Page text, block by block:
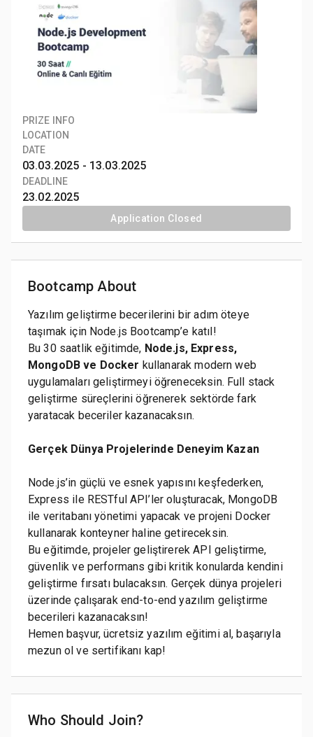
Bootcamp About
Yazılım geliştirme becerilerini bir adım öteye
taşımak için Node.js Bootcamp’e katıl!
Bu 30 saatlik eğitimde, Node.js, Express,
MongoDB ve Docker kullanarak modern web
uygulamaları geliştirmeyi öğreneceksin. Full stack
geliştirme süreçlerini öğrenerek sektörde fark
yaratacak beceriler kazanacaksın.
Gerçek Dünya Projelerinde Deneyim Kazan
Node.js’in güçlü ve esnek yapısını keşfederken,
Express ile RESTful API’ler oluşturacak, MongoDB
ile veritabanı yönetimi yapacak ve projeni Docker
kullanarak konteyner haline getireceksin.
Bu eğitimde, projeler geliştirerek API geliştirme,
güvenlik ve performans gibi kritik konularda kendini
geliştirme fırsatı bulacaksın. Gerçek dünya projeleri
üzerinde çalışarak end-to-end yazılım geliştirme
becerileri kazanacaksın!
Hemen başvur, ücretsiz yazılım eğitimi al, başarıyla
mezun ol ve sertifikanı kap!
Who Should Join?
PRIZE INFO
LOCATION
DATE
03.03.2025 - 13.03.2025
DEADLINE
23.02.2025
Application Closed